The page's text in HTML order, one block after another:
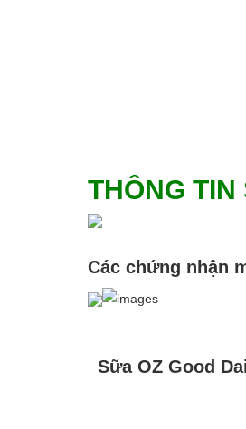
THÔNG
Các chứng nhận
Sữa OZ Good